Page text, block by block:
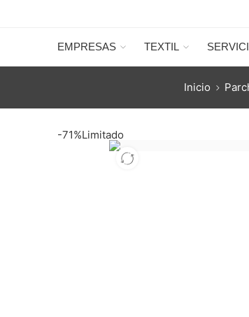
EMPRESAS TEXTIL
Inicio
-71%Limitado